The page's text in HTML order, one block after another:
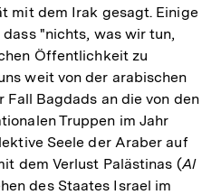
mit dem Irak gesagt. Einige
"nichts, was wir tun,
Öffentlichkeit zu
weit von der arabischen
Fall Bagdads an die von den
Truppen im Jahr
Seele der Araber auf
dem Verlust Palästinas (Al
des Staates Israel im